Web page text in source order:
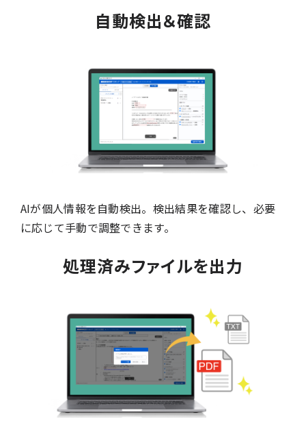
自動検出＆確認
AIが個人情報を自動検出。検出結果を確認し、必要
に応じて手動で調整できます。
処理済みファイルを出力